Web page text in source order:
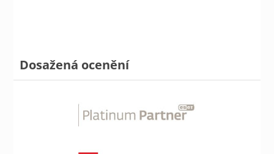
Dosažená ocenění